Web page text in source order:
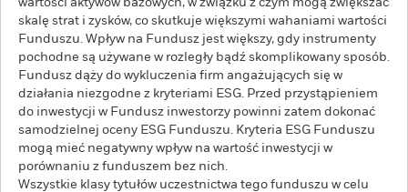
wartości aktywów bazowych, w związku z czym mogą zwiększać
skalę strat i zysków, co skutkuje większymi wahaniami wartości
Funduszu. Wpływ na Fundusz jest większy, gdy instrumenty
pochodne są używane w rozległy bądź skomplikowany sposób.
Fundusz dąży do wykluczenia firm angażujących się w
działania niezgodne z kryteriami ESG. Przed przystąpieniem
do inwestycji w Fundusz inwestorzy powinni zatem dokonać
samodzielnej oceny ESG Funduszu. Kryteria ESG Funduszu
mogą mieć negatywny wpływ na wartość inwestycji w
porównaniu z funduszem bez nich.
Wszystkie klasy tytułów uczestnictwa tego funduszu w celu